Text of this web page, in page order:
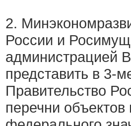
2.
России и
администрацией
представить в 3-
Правительство
перечни объектов